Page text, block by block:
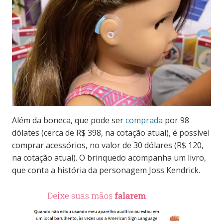
Além da boneca, que pode sercomprada por 98
dólates (cerca de R$ 398, na cotação atual), é possível
comprar acessórios, no valor de 30 dólares (R$ 120,
na cotação atual). O brinquedo acompanha um livro,
que conta a história da personagem Joss Kendrick.